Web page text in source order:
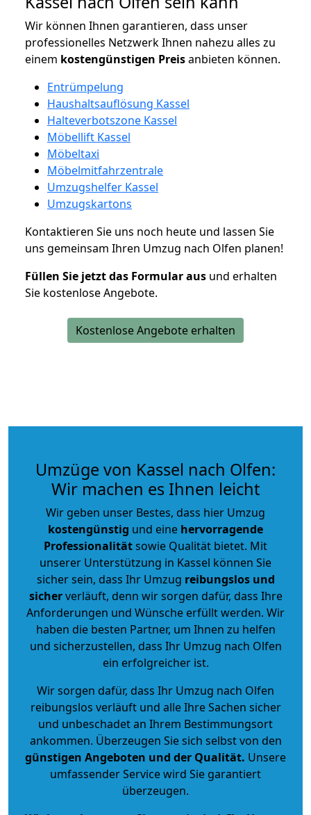
Wir können Ihnen garantieren, dass unser
professionelles Netzwerk Ihnen nahezu alles zu
einem kostengünstigen Preisanbieten können.
Entrümpelung
Haushaltsauflösung Kassel
Halteverbotszone Kassel
Möbellift Kassel
Möbeltaxi
Möbelmitfahrzentrale
Umzugshelfer Kassel
Umzugskartons
Kontaktieren Sie uns noch heute und lassen Sie
uns gemeinsam Ihren Umzug nach Olfen planen!
Füllen Sie jetzt das Formular aus und erhalten
Sie kostenlose Angebote.
Kostenlose Angebote erhalten
Umzüge von Kassel nach Olfen:
Wir machen es Ihnen leicht
Wir geben unser Bestes, dass hier Umzug
kostengünstig und eine hervorragende
Professionalitätsowie Qualität bietet. Mit
unserer Unterstützung in Kassel können Sie
sicher sein, dass Ihr Umzug reibungslos und
sicherverläuft, denn wir sorgen dafür, dass Ihre
Anforderungen und Wünsche erfüllt werden. Wir
haben die besten Partner, um Ihnen zu helfen
und sicherzustellen, dass Ihr Umzug nach Olfen
ein erfolgreicher ist.
Wir sorgen dafür, dass Ihr Umzug nach Olfen
reibungslos verläuft und alle Ihre Sachen sicher
und unbeschadet an Ihrem Bestimmungsort
ankommen. Überzeugen Sie sich selbst von den
günstigen Angeboten und der Qualität. Unsere
umfassender Service wird Sie garantiert
überzeugen.